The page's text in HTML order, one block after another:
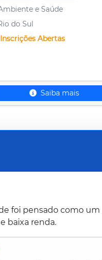
e Saúde
do Sul
InscriçõesAbertas
Saiba mais
foi pensado como um
baixa renda.